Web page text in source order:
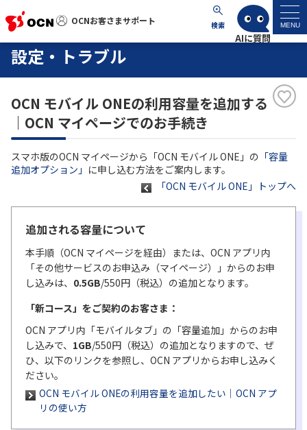
OCNお客さまサポート 検索 MENU
OCNお客さまサポート
サポートトップ
サービス名から探す
工事・故障情報
各種ダウンロード
履歴・お気に入り
NTTドコモビジネスのお客さ
設定・トラブル
OCN モバイル ONEの利用容量を追加する
｜OCN マイページでのお手続き
スマホ版のOCN マイページから「OCN モバイル ONE」の 「容量
追加オプション」 に申し込む方法をご案内します。
「OCN モバイル ONE」トップへ
追加される容量について
本手順（OCN マイページを経由）または、OCN アプリ内
「その他サービスのお申込み（マイページ）」からのお申
し込みは、 0.5GB/550円（税込）の追加となります。
「新コース」をご契約のお客さま：
OCN アプリ内「モバイルタブ」の「容量追加」からのお申
し込みで、 1GB/550円（税込）の追加となりますので、ぜ
ひ、以下のリンクを参照し、OCN アプリからお申し込みく
ださい。
OCN モバイル ONEの利用容量を追加したい｜OCN アプ
リの使い方